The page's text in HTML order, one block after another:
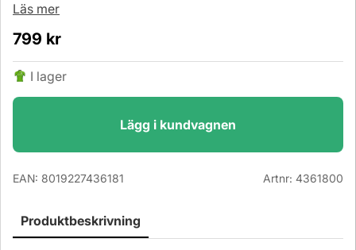
Läs mer
799 kr
I lager
Lägg i kundvagnen
EAN: 8019227436181 Artnr: 4361800
Produktbeskrivning